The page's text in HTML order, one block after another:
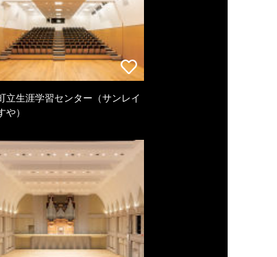
立生涯学習センター（サンレイ
や）